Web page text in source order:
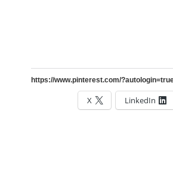
LinkedIn
X